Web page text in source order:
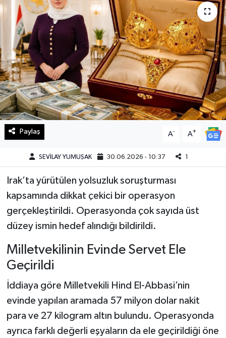
Paylaş A- A+
SEVİLAY YUMUŞAK 30.06.2026 - 10:37 1
Irak’ta yürütülen yolsuzluk soruşturması
kapsamında dikkat çekici bir operasyon
gerçekleştirildi. Operasyonda çok sayıda üst
düzey ismin hedef alındığı bildirildi.
Milletvekilinin Evinde Servet Ele
Geçirildi
İddiaya göre Milletvekili Hind El-Abbasi’nin
evinde yapılan aramada 57 milyon dolar nakit
para ve 27 kilogram altın bulundu. Operasyonda
ayrıca farklı değerli eşyaların da ele geçirildiği öne
Kültür Sanat
Magazin
Manşet Altı
Manşetler
Resmi İlan
Spor
SürManşet
Teknoloji
Yaşam
KAHRAMANMARAŞ